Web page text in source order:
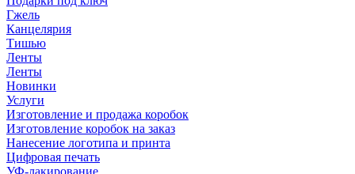
Гжель
Канцелярия
Тишью
Ленты
Ленты
Новинки
Услуги
Изготовление и продажа коробок
Изготовление коробок на заказ
Нанесение логотипа и принта
Цифровая печать
УФ-лакирование